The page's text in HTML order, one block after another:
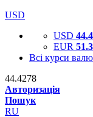
USD
USD
EUR
Всі курси
44.4278
Авторизація
Пошук
RU